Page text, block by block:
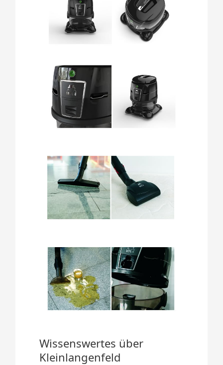
Wissenswertes über
Kleinlangenfeld